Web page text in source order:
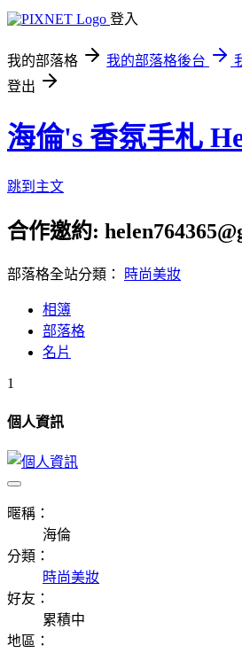
登入
我的部落格 我的部落格後台
登出
海倫's 香氛手札
跳到主文
合作邀約:
部落格全站分類： 時尚美妝
相簿
部落格
名片
1
個人資訊
暱稱：
海倫
分類：
時尚美妝
好友：
累積中
地區：